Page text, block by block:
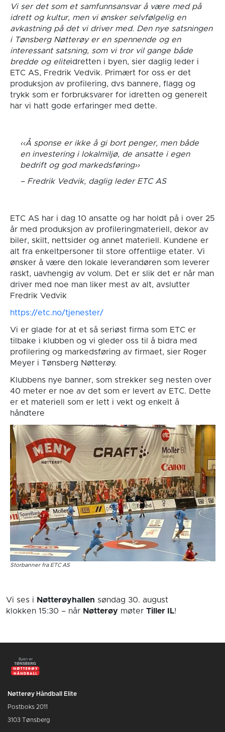
Vi ser det som et samfunnsansvar å være med på
idrett og kultur, men vi ønsker selvfølgelig en
avkastning på det vi driver med. Den nye satsningen
i Tønsberg Nøtterøy er en spennende og en
interessant satsning, som vi tror vil gange både
bredde og eliteidretten i byen, sier daglig leder i
ETC AS, Fredrik Vedvik. Primært for oss er det
produksjon av profilering, dvs bannere, flagg og
trykk som er forbruksvarer for idretten og generelt
har vi hatt gode erfaringer med dette.
Å sponse er ikke å gi bort penger, men både
en investering i lokalmiljø, de ansatte i egen
bedrift og god markedsføring
Fredrik Vedvik, daglig leder ETC AS
ETC AS har i dag 10 ansatte og har holdt på i over 25
år med produksjon av profileringmateriell, dekor av
biler, skilt, nettsider og annet materiell. Kundene er
alt fra enkeltpersoner til store offentlige etater. Vi
ønsker å være den lokale leverandøren som leverer
raskt, uavhengig av volum. Det er slik det er når man
driver med noe man liker mest av alt, avslutter
Fredrik Vedvik
https://etc.no/tjenester/
Vi er glade for at et så seriøst firma som ETC er
tilbake i klubben og vi gleder oss til å bidra med
profilering og markedsføring av firmaet, sier Roger
Meyer i Tønsberg Nøtterøy.
Klubbens nye banner, som strekker seg nesten over
40 meter er noe av det som er levert av ETC. Dette
er et materiell som er lett i vekt og enkelt å
håndtere
Storbanner fra ETC AS
Vi ses i Nøtterøyhallen søndag 30. august
klokken 15:30 – når Nøtterøy møter Tiller IL!
Nøtterøy Håndball Elite
Postboks 2011
3103 Tønsberg